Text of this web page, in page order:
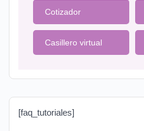
Cotizador
Casillero virtual
[faq_tutoriales]